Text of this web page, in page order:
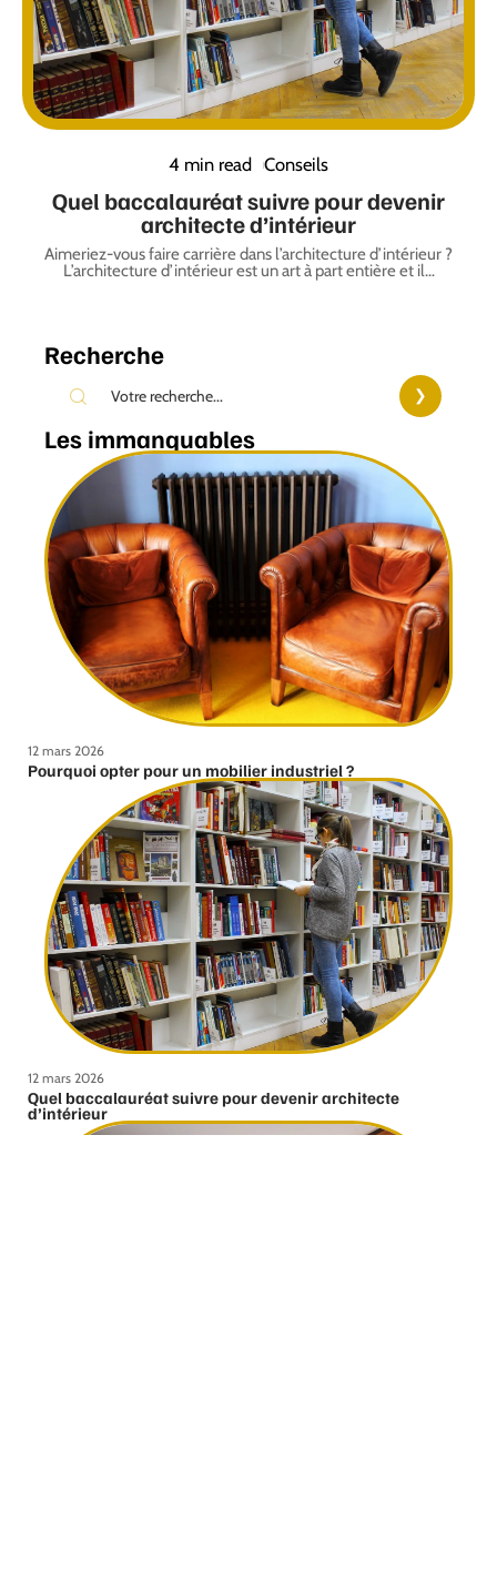
4 min read Conseils
Quel baccalauréat suivre pour devenir
architecte d’intérieur
Aimeriez-vous faire carrière dans l’architecture d’intérieur ?
L’architecture d’intérieur est un art à part entière et il…
Recherche
Les immanquables
12 mars 2026
Pourquoi opter pour un mobilier industriel ?
12 mars 2026
Quel baccalauréat suivre pour devenir architecte
d’intérieur